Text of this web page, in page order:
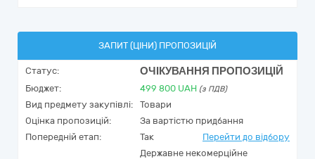
ЗАПИТ (ЦІНИ) ПРОПОЗИЦІЙ
Статус: ОЧІКУВАННЯ ПРОПОЗИЦІЙ
Бюджет: 499 800 UAH (з ПДВ)
Вид предмету закупівлі:
Товари
Оцінка пропозицій:
За вартістю придбання
Попередній етап:
Так Перейти до відбору
Державне некомерційне